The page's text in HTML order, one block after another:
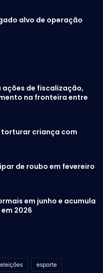
alvo de operação
de fiscalização,
na fronteira entre
torturar criança com
de roubo em fevereiro
em junho e acumula
2026
eleições esporte